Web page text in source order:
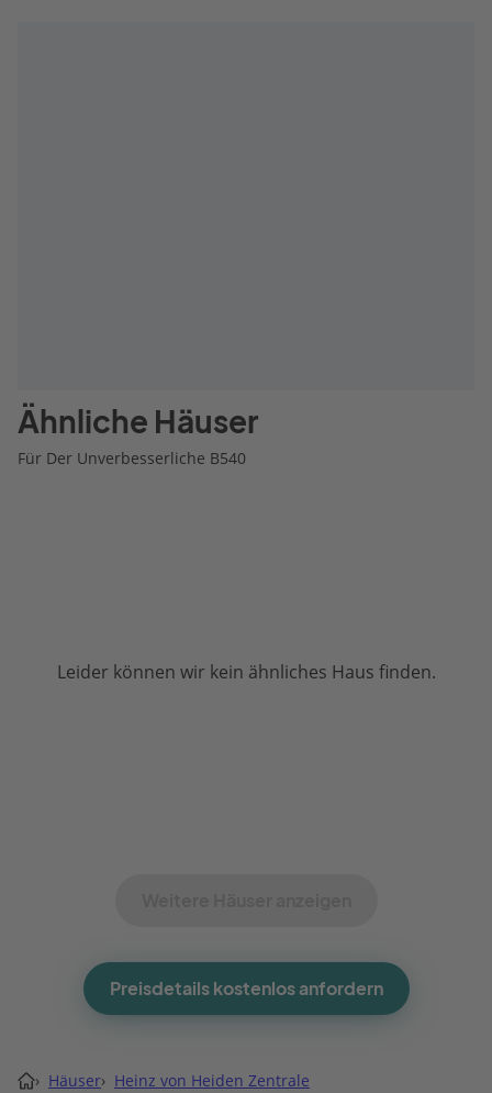
Ähnliche Häuser
Für Der Unverbesserliche B540
Leider können wir kein ähnliches Haus finden.
Preisdetails kostenlos anfordern
› Häuser› Heinz von Heiden Zentrale